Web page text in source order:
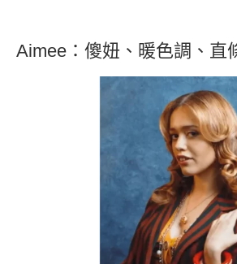
Aimee：傻妞、暖色調、直